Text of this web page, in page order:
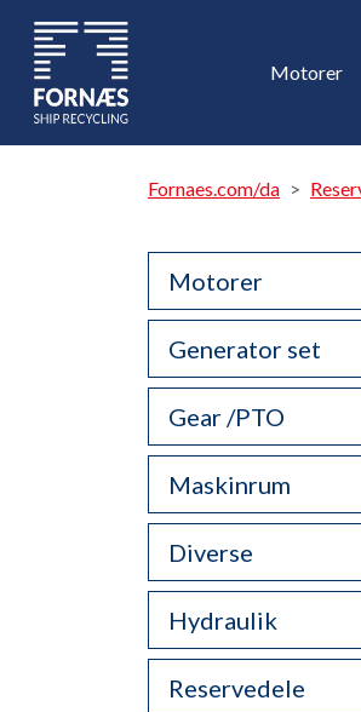
Motorer
Fornaes.com/da
Motorer
Generator set
Gear /PTO
Maskinrum
Diverse
Hydraulik
Reservedele